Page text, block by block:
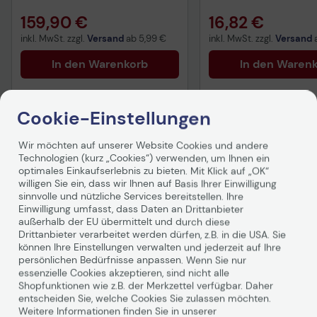
159,90 €
inkl. MwSt. zzgl. Versand ab 5,99 €
In den Warenkorb
16,82 €
inkl. MwSt. zzgl. Versand
In den
Produktbeschreibung
Technische Daten Canon CLI 521BK - Tintenbehälter - 1 x
Photo schwarz
Cookie-Einstellungen
Wir möchten auf unserer Website Cookies und andere
Technologien (kurz „Cookies“) verwenden, um Ihnen ein
optimales Einkaufserlebnis zu bieten. Mit Klick auf „OK“
willigen Sie ein, dass wir Ihnen auf Basis Ihrer Einwilligung
sinnvolle und nützliche Services bereitstellen. Ihre
Einwilligung umfasst, dass Daten an Drittanbieter
außerhalb der EU übermittelt und durch diese
Drittanbieter verarbeitet werden dürfen, z.B. in die USA. Sie
können Ihre Einstellungen verwalten und jederzeit auf Ihre
persönlichen Bedürfnisse anpassen. Wenn Sie nur
essenzielle Cookies akzeptieren, sind nicht alle
Shopfunktionen wie z.B. der Merkzettel verfügbar. Daher
entscheiden Sie, welche Cookies Sie zulassen möchten.
Weitere Informationen finden Sie in unserer